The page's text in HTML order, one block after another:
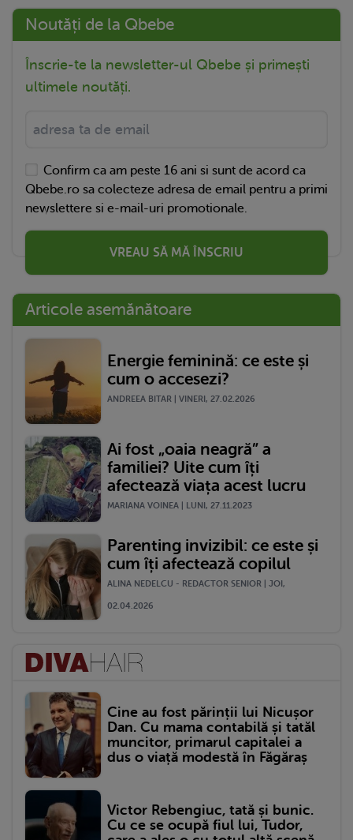
Noutăți de la Qbebe
Înscrie-te la newsletter-ul Qbebe și primești
ultimele noutăți.
Confirm ca am peste 16 ani si sunt de acord ca
Qbebe.ro sa colecteze adresa de email pentru a primi
newslettere si e-mail-uri promotionale.
VREAU SĂ MĂ ÎNSCRIU
Articole asemănătoare
Energie feminină: ce este și
cum o accesezi?
ANDREEA BITAR | VINERI, 27.02.2026
Ai fost „oaia neagră” a
familiei? Uite cum îți
afectează viața acest lucru
MARIANA VOINEA | LUNI, 27.11.2023
Parenting invizibil: ce este și
cum îți afectează copilul
ALINA NEDELCU - REDACTOR SENIOR | JOI,
02.04.2026
Cine au fost părinții lui Nicușor
Dan. Cu mama contabilă și tatăl
muncitor, primarul capitalei a
dus o viață modestă în Făgăraș
Victor Rebengiuc, tată și bunic.
Cu ce se ocupă fiul lui, Tudor,